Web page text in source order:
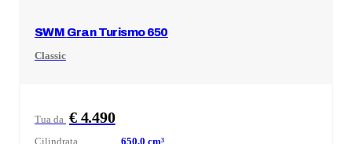
SWM Gran Turismo 650
Classic
Tua da € 4.490
Cilindrata 650,0 cm³